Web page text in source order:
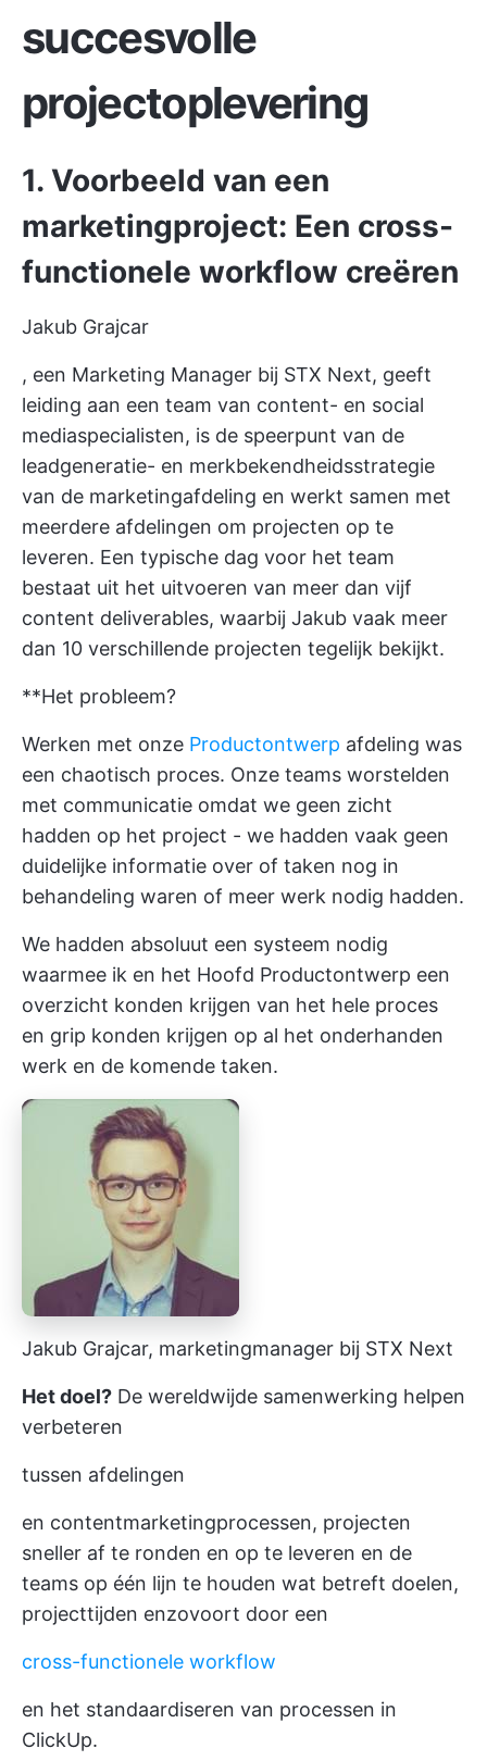
succesvolle
projectoplevering
1. Voorbeeld van een
marketingproject: Een cross-
functionele workflow creëren
Jakub Grajcar
, een Marketing Manager bij STX Next, geeft
leiding aan een team van content- en social
mediaspecialisten, is de speerpunt van de
leadgeneratie- en merkbekendheidsstrategie
van de marketingafdeling en werkt samen met
meerdere afdelingen om projecten op te
leveren. Een typische dag voor het team
bestaat uit het uitvoeren van meer dan vijf
content deliverables, waarbij Jakub vaak meer
dan 10 verschillende projecten tegelijk bekijkt.
**Het probleem?
Werken met onze Productontwerp afdeling was
een chaotisch proces. Onze teams worstelden
met communicatie omdat we geen zicht
hadden op het project - we hadden vaak geen
duidelijke informatie over of taken nog in
behandeling waren of meer werk nodig hadden.
We hadden absoluut een systeem nodig
waarmee ik en het Hoofd Productontwerp een
overzicht konden krijgen van het hele proces
en grip konden krijgen op al het onderhanden
werk en de komende taken.
Jakub Grajcar, marketingmanager bij STX Next
Het doel? De wereldwijde samenwerking helpen
verbeteren
tussen afdelingen
en contentmarketingprocessen, projecten
sneller af te ronden en op te leveren en de
teams op één lijn te houden wat betreft doelen,
projecttijden enzovoort door een
cross-functionele workflow
en het standaardiseren van processen in
ClickUp.